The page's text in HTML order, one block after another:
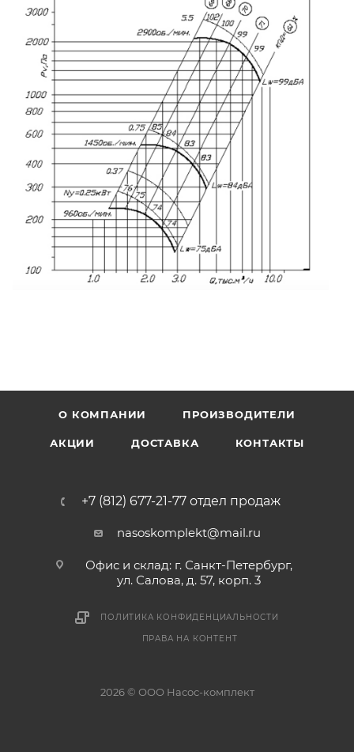
О КОМПАНИИ ПРОИЗВОДИТЕЛИ
АКЦИИ ДОСТАВКА КОНТАКТЫ
+7 (812) 677-21-77 отдел продаж
nasoskomplekt@mail.ru
Офис и склад: г. Санкт-Петербург,
ул. Салова, д. 57, корп. 3
ПОЛИТИКА КОНФИДЕНЦИАЛЬНОСТИ
ПРАВА НА КОНТЕНТ
2026 © ООО Насос-комплект